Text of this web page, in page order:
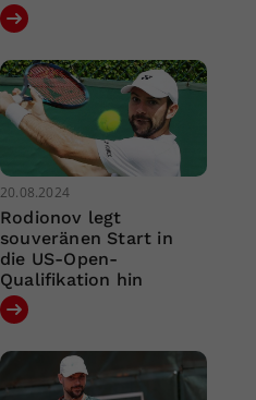
20.08.2024
Rodionov legt
souveränen Start in
die US-Open-
Qualifikation hin